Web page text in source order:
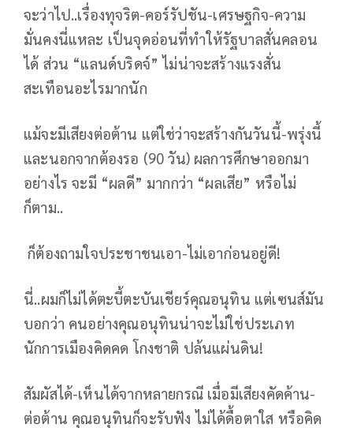
จะว่าไป..เรื่องทุจริต-คอร์รัปชัน-เศรษฐกิจ-ความ
มั่นคงนี่แหละ เป็นจุดอ่อนที่ทำให้รัฐบาลสั่นคลอน
ได้ ส่วน “แลนด์บริดจ์” ไม่น่าจะสร้างแรงสั่น
สะเทือนอะไรมากนัก
แม้จะมีเสียงต่อต้าน แต่ใช่ว่าจะสร้างกันวันนี้-พรุ่งนี้
และนอกจากต้องรอ (90 วัน) ผลการศึกษาออกมา
อย่างไร จะมี “ผลดี” มากกว่า “ผลเสีย” หรือไม่
ก็ตาม..
ก็ต้องถามใจประชาชนเอา-ไม่เอาก่อนอยู่ดี!
นี่..ผมก็ไม่ได้ตะบี้ตะบันเชียร์คุณอนุทิน แต่เซนส์มัน
บอกว่า คนอย่างคุณอนุทินน่าจะไม่ใช่ประเภท
นักการเมืองคิดคด โกงชาติ ปล้นแผ่นดิน!
สัมผัสได้-เห็นได้จากหลายกรณี เมื่อมีเสียงคัดค้าน-
ต่อต้าน คุณอนุทินก็จะรับฟัง ไม่ได้ดื้อตาใส หรือคิด